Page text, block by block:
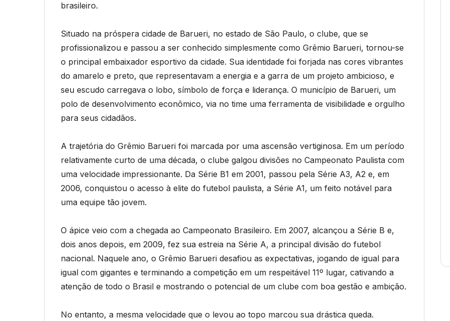
brasileiro.
Situado na próspera cidade de Barueri, no estado de São Paulo, o clube, que se
profissionalizou e passou a ser conhecido simplesmente como Grêmio Barueri, tornou-se
o principal embaixador esportivo da cidade. Sua identidade foi forjada nas cores vibrantes
do amarelo e preto, que representavam a energia e a garra de um projeto ambicioso, e
seu escudo carregava o lobo, símbolo de força e liderança. O município de Barueri, um
polo de desenvolvimento econômico, via no time uma ferramenta de visibilidade e orgulho
para seus cidadãos.
A trajetória do Grêmio Barueri foi marcada por uma ascensão vertiginosa. Em um período
relativamente curto de uma década, o clube galgou divisões no Campeonato Paulista com
uma velocidade impressionante. Da Série B1 em 2001, passou pela Série A3, A2 e, em
2006, conquistou o acesso à elite do futebol paulista, a Série A1, um feito notável para
uma equipe tão jovem.
O ápice veio com a chegada ao Campeonato Brasileiro. Em 2007, alcançou a Série B e,
dois anos depois, em 2009, fez sua estreia na Série A, a principal divisão do futebol
nacional. Naquele ano, o Grêmio Barueri desafiou as expectativas, jogando de igual para
igual com gigantes e terminando a competição em um respeitável 11º lugar, cativando a
atenção de todo o Brasil e mostrando o potencial de um clube com boa gestão e ambição.
No entanto, a mesma velocidade que o levou ao topo marcou sua drástica queda.